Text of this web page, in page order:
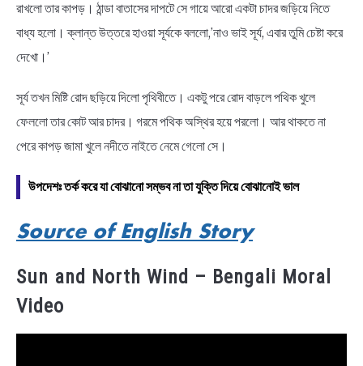
রাখলো তার কাপড়। ঠান্ডা বাতাসের দাপটে সে গায়ে আরো একটা চাদর জড়িয়ে নিতে
বাধ্য হলো। ক্লান্ত উত্তরে হাওয়া সূর্যকে বললো,’নাও ভাই সূর্য, এবার তুমি চেষ্টা করে
দেখো।’
সূর্য তখন মিষ্টি রোদ ছড়িয়ে দিলো পৃথিবীতে। একটু পরে রোদ বাড়লে পথিক খুলে
ফেললো তার কোট আর চাদর। গরমে পথিক অস্থির হয়ে পরলো। আর থাকতে না
পেরে কাপড় জামা খুলে নদীতে নাইতে নেমে গেলো সে।
উপদেশঃ তর্ক করে যা বোঝানো সম্ভব না তা যুক্তি দিয়ে বোঝানোই ভাল
Source of English Story
Sun and North Wind – Bengali Moral
Video